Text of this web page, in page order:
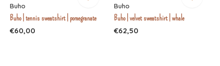
Buho
Buho | tennis sweatshirt | pomegranate
€60,00
Buho
Buho | velvet sweatshirt | whale
€62,50